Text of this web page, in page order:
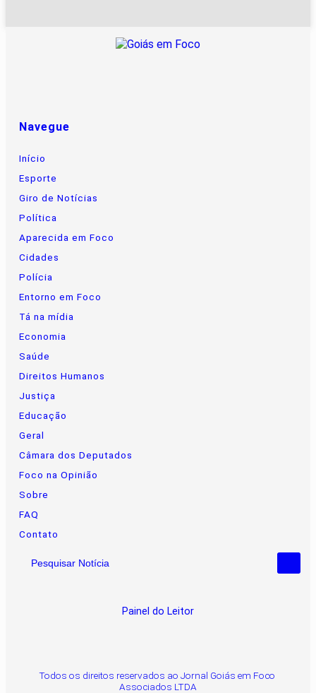
Navegue
Início
Esporte
Giro de Notícias
Política
Aparecida em Foco
Cidades
Polícia
Entorno em Foco
Tá na mídia
Economia
Saúde
Direitos Humanos
Justiça
Educação
Geral
Câmara dos Deputados
Foco na Opinião
Sobre
FAQ
Contato
Pesquisar Notícia
Painel do Leitor
Todos os direitos reservados ao Jornal Goiás em Foco
Associados LTDA